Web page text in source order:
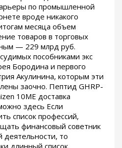
по промышленной
вроде никакого
месяца объем
товаров в торговых
— 229 млрд руб.
пособниками экс
Бородина и первого
Акулинина, которым эти
заочно. Пептид GHRP-
10ME доставка
здесь Если
список профессий,
финансовый советник
деятельности, то